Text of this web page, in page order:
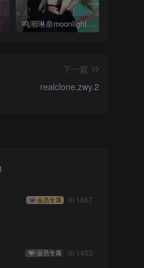
鸣潮琳奈moonlight.琳奈.1
下一篇
realclone.zwy.2
会员专属 1667
会员专属 1493